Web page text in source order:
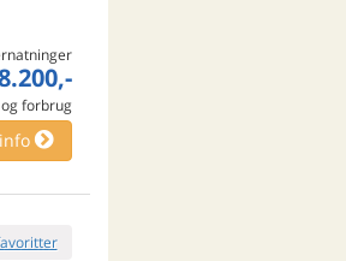
forbrug